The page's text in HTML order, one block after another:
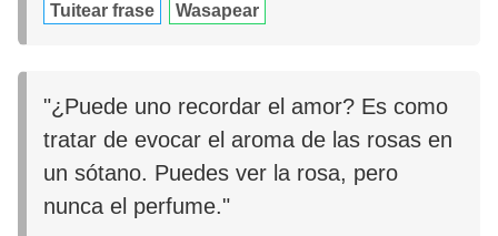
Tuitear frase Wasapear
"¿Puede uno recordar el amor? Es como
tratar de evocar el aroma de las rosas en
un sótano. Puedes ver la rosa, pero
nunca el perfume."